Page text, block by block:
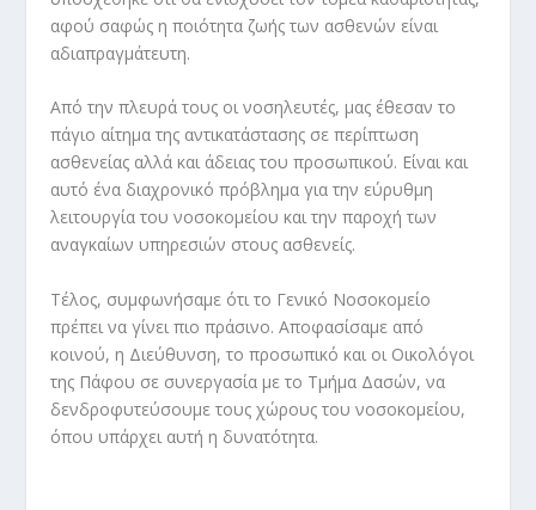
αφού σαφώς η ποιότητα ζωής των ασθενών είναι
αδιαπραγμάτευτη.
Από την πλευρά τους οι νοσηλευτές, μας έθεσαν το
πάγιο αίτημα της αντικατάστασης σε περίπτωση
ασθενείας αλλά και άδειας του προσωπικού. Είναι και
αυτό ένα διαχρονικό πρόβλημα για την εύρυθμη
λειτουργία του νοσοκομείου και την παροχή των
αναγκαίων υπηρεσιών στους ασθενείς.
Τέλος, συμφωνήσαμε ότι το Γενικό Νοσοκομείο
πρέπει να γίνει πιο πράσινο. Αποφασίσαμε από
κοινού, η Διεύθυνση, το προσωπικό και οι Οικολόγοι
της Πάφου σε συνεργασία με το Τμήμα Δασών, να
δενδροφυτεύσουμε τους χώρους του νοσοκομείου,
όπου υπάρχει αυτή η δυνατότητα.